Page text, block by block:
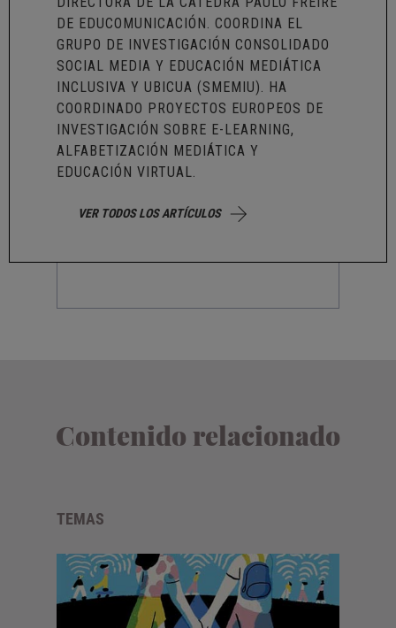
DE EDUCOMUNICACIÓN. COORDINA EL
GRUPO DE INVESTIGACIÓN CONSOLIDADO
SOCIAL MEDIA Y EDUCACIÓN MEDIÁTICA
INCLUSIVA Y UBICUA (SMEMIU). HA
COORDINADO PROYECTOS EUROPEOS DE
INVESTIGACIÓN SOBRE E-LEARNING,
ALFABETIZACIÓN MEDIÁTICA Y
EDUCACIÓN VIRTUAL.
VER TODOS LOS ARTÍCULOS
Contenido relacionado
TEMAS